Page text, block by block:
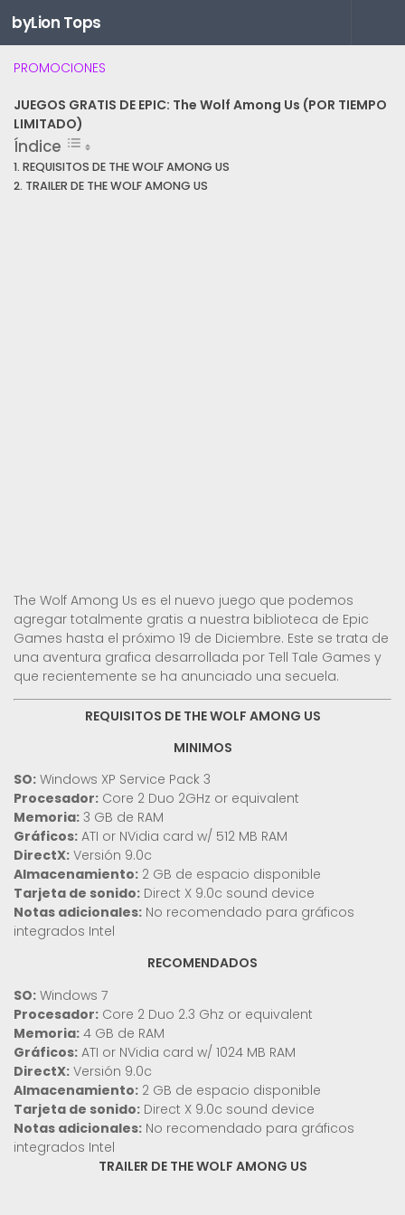
Saltar al contenido
byLion Tops
PROMOCIONES
JUEGOS GRATIS DE EPIC: The Wolf Among Us (POR TIEMPO
LIMITADO)
Índice
REQUISITOS DE THE WOLF AMONG US
TRAILER DE THE WOLF AMONG US
The Wolf Among Us es el nuevo juego que podemos
agregar totalmente gratis a nuestra biblioteca de Epic
Games hasta el próximo 19 de Diciembre. Este se trata de
una aventura grafica desarrollada por Tell Tale Games y
que recientemente se ha anunciado una secuela.
REQUISITOS DE THE WOLF AMONG US
MINIMOS
SO: Windows XP Service Pack 3
Procesador: Core 2 Duo 2GHz or equivalent
Memoria: 3 GB de RAM
Gráficos: ATI or NVidia card w/ 512 MB RAM
DirectX: Versión 9.0c
Almacenamiento: 2 GB de espacio disponible
Tarjeta de sonido: Direct X 9.0c sound device
Notas adicionales: No recomendado para gráficos
integrados Intel
RECOMENDADOS
SO: Windows 7
Procesador: Core 2 Duo 2.3 Ghz or equivalent
Memoria: 4 GB de RAM
Gráficos: ATI or NVidia card w/ 1024 MB RAM
DirectX: Versión 9.0c
Almacenamiento: 2 GB de espacio disponible
Tarjeta de sonido: Direct X 9.0c sound device
Notas adicionales: No recomendado para gráficos
integrados Intel
TRAILER DE THE WOLF AMONG US